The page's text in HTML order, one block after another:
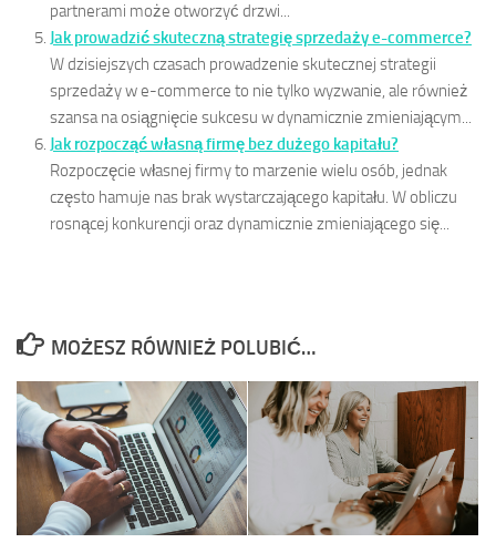
partnerami może otworzyć drzwi...
Jak prowadzić skuteczną strategię sprzedaży e-commerce?
W dzisiejszych czasach prowadzenie skutecznej strategii
sprzedaży w e-commerce to nie tylko wyzwanie, ale również
szansa na osiągnięcie sukcesu w dynamicznie zmieniającym...
Jak rozpocząć własną firmę bez dużego kapitału?
Rozpoczęcie własnej firmy to marzenie wielu osób, jednak
często hamuje nas brak wystarczającego kapitału. W obliczu
rosnącej konkurencji oraz dynamicznie zmieniającego się...
MOŻESZ RÓWNIEŻ POLUBIĆ…